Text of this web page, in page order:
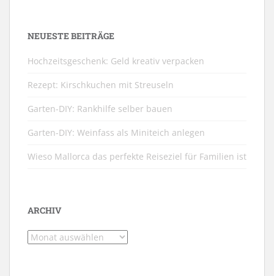
NEUESTE BEITRÄGE
Hochzeitsgeschenk: Geld kreativ verpacken
Rezept: Kirschkuchen mit Streuseln
Garten-DIY: Rankhilfe selber bauen
Garten-DIY: Weinfass als Miniteich anlegen
Wieso Mallorca das perfekte Reiseziel für Familien ist
ARCHIV
Archiv